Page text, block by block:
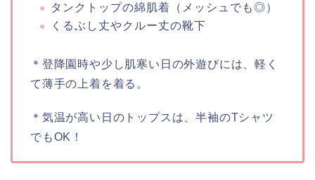
タンクトップの綿肌着（メッシュでも◎）
くるぶし丈やクルー丈の靴下
＊登降園時や少し肌寒い日の外遊びには、軽く
て薄手の上着を着る。
＊気温が高い日のトップスは、半袖のTシャツ
でもOK！